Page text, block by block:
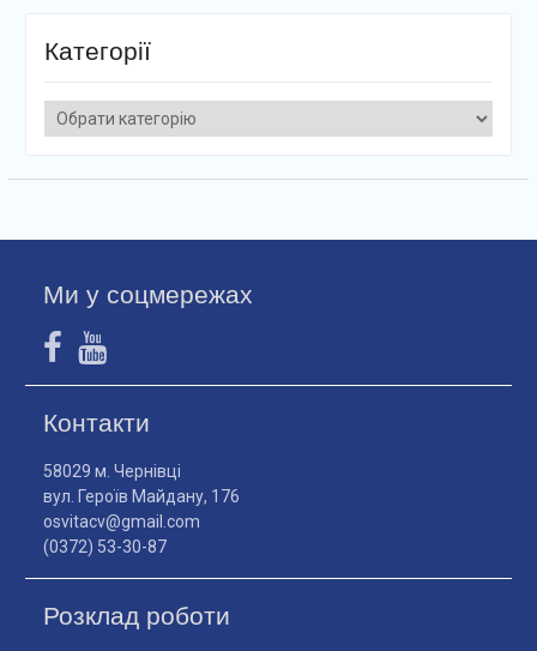
Категорії
Категорії
Ми у соцмережах
Контакти
58029 м. Чернівці
вул. Героїв Майдану, 176
osvitacv@gmail.com
(0372) 53-30-87
Розклад роботи